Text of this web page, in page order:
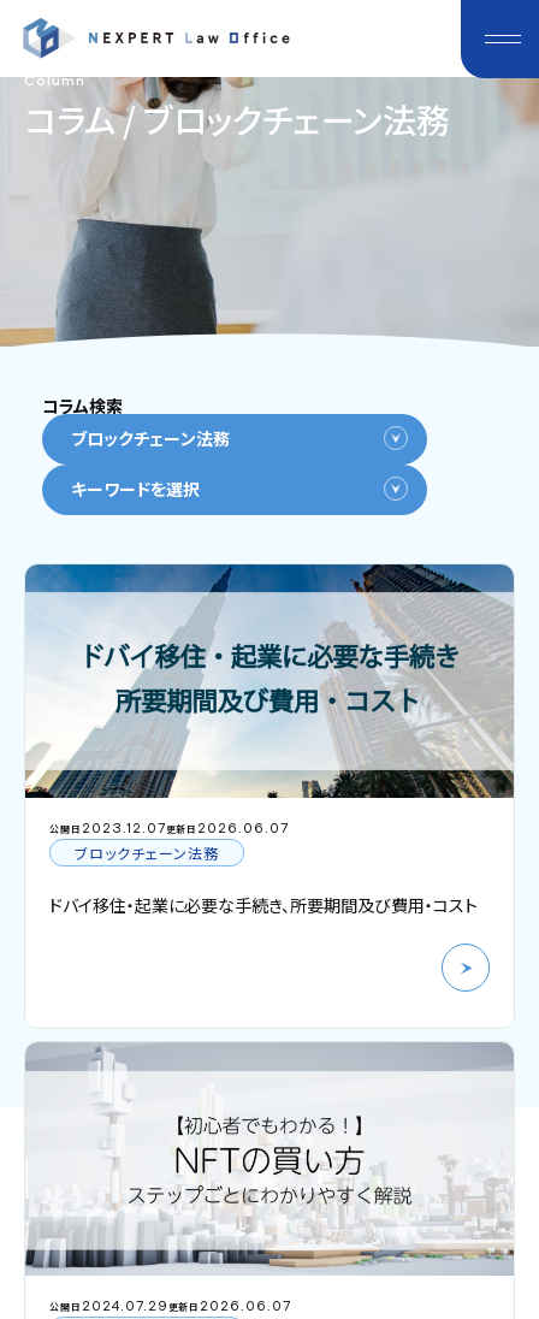
Column
コラム / ブロックチェーン法務
コラム検索
ブロックチェーン法務
キーワードを選択
公開日 2023.12.07更新日 2026.06.07
ブロックチェーン法務
ドバイ移住・起業に必要な手続き、所要期間及び費用・コスト
公開日 2024.07.29 更新日 2026.06.07